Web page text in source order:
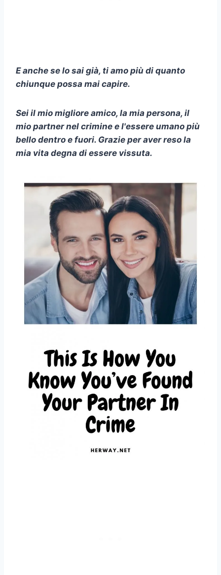
E anche se lo sai già, ti amo più di quanto
chiunque possa mai capire.
Sei il mio migliore amico, la mia persona, il
mio partner nel crimine e l'essere umano più
bello dentro e fuori. Grazie per aver reso la
mia vita degna di essere vissuta.